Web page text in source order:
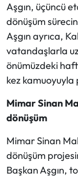
Aşgın, üçüncü
dönüşüm
Aşgın ayrıca,
vatandaşlarla
önümüzdeki
kez kamuoyuyla
Mimar Sinan
dönüşüm
Mimar Sinan
dönüşüm
Başkan Aşgın,
Sungurlu
Turizm
Uğurludağ
Yaşam
Yayla Haber
Yemek
Yerel Haberler